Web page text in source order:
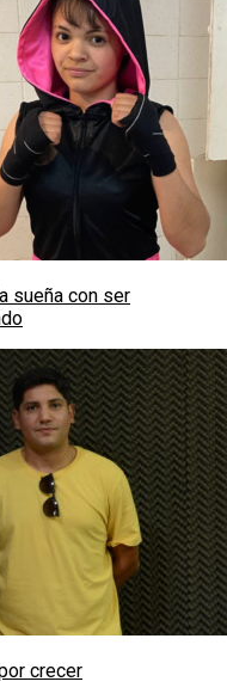
sueña con ser
crecer